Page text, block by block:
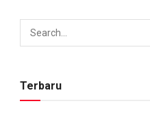
Terbaru